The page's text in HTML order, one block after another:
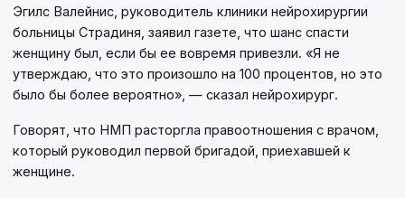
Эгилс Валейнис, руководитель клиники нейрохирургии
больницы Страдиня, заявил газете, что шанс спасти
женщину был, если бы ее вовремя привезли. «Я не
утверждаю, что это произошло на 100 процентов, но это
было бы более вероятно», — сказал нейрохирург.
Говорят, что НМП расторгла правоотношения с врачом,
который руководил первой бригадой, приехавшей к
женщине.